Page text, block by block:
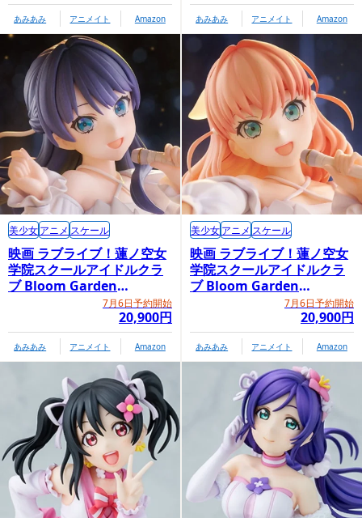
あみあみ アニメイト Amazon あみあみ アニメイト Amazon
映画 ラブライブ！蓮ノ空女
学院スクールアイドルクラ
ブ Bloom Garden
Party「村野さやか」7月6日予約開始
20,900円
美少女アニメ スケール
あみあみ アニメイト Amazon
映画 ラブライブ！蓮ノ空女
学院スクールアイドルクラ
ブ Bloom Garden
Party「日野下花帆」7月6日予約開始
20,900円
美少女アニメ スケール
あみあみ アニメイト Amazon